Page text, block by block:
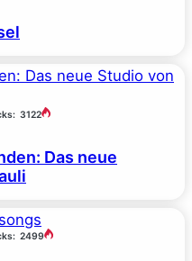
3122
Das neue
2499